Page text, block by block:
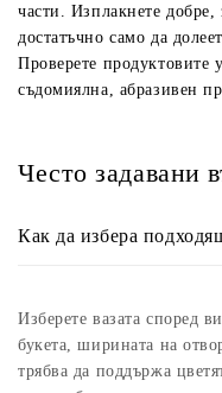
части. Изплакнете добре,
достатъчно само да
Проверете продуктовите
съдомиялна, абразивен
Често задавани
Как да избера
Изберете вазата според
букета, ширината на
трябва да поддържа